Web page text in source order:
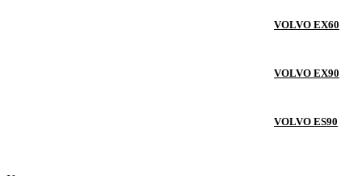
VOLVO EX60
VOLVO EX90
VOLVO ES90